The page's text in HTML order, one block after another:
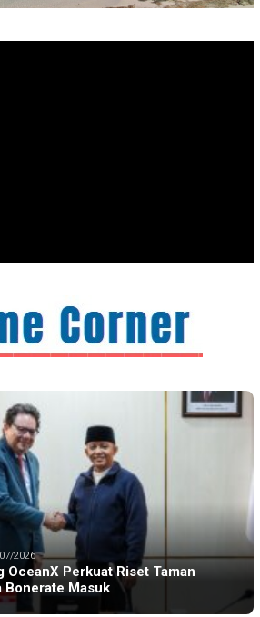
2026
OceanX Perkuat Riset Taman
Bonerate Masuk